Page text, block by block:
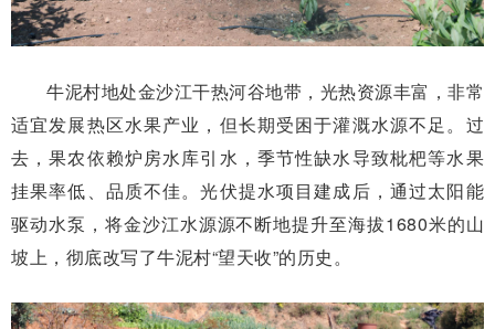
牛泥村地处金沙江干热河谷地带，光热资源丰富，非常
适宜发展热区水果产业，但长期受困于灌溉水源不足。过
去，果农依赖炉房水库引水，季节性缺水导致枇杷等水果
挂果率低、品质不佳。光伏提水项目建成后，通过太阳能
驱动水泵，将金沙江水源源不断地提升至海拔1680米的山
坡上，彻底改写了牛泥村“望天收”的历史。